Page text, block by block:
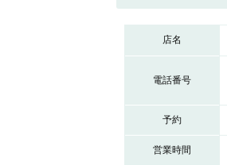
店名
電話番号
予約
営業時間